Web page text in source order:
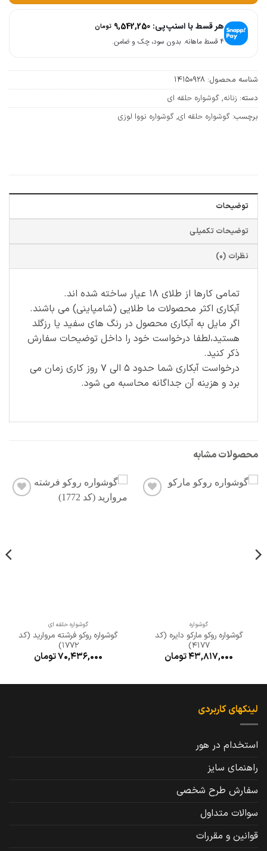
هر قسط با اسنپ‌پی: 9,542,250 تومان
۴ قسط ماهانه. بدون سود، چک و ضامن.
شناسه محصول: 14150928
دسته: زنانه, گوشواره حلقه ای
برچسب: گوشواره حلقه ای, گوشواره نووا لوزی
توضیحات
توضیحات تکمیلی
نظرات (0)
تمامی کارها از طلای ۱۸ عیار ساخته شده اند.
آبکاری اکثر محصولات ما طلایی (شامپاینی) می باشند.
اگر مایل به آبکاری محصول در رنگ های سفید یا رزگلد
هستید،لطفا درخواست خود را داخل توضیحات سفارش
ذکر کنید.
درخواست آبکاری شما حدود ۵ الی ۷ روز کاری زمان می
برد و هزینه آن جداگانه محاسبه می شود.
محصولات مشابه
گوشواره
گوشواره روکو مارکو دایره (کد
4177)
43,817,000تومان
گوشواره حلقه ای
گوشواره روکو فرشته مروارید (کد
1772)
70,436,000تومان
لینکهای کاربردی
استخدام در هور
راهنمای سایز
سفارش طرح شخصی
سوالات متداول
قوانین و مقررات